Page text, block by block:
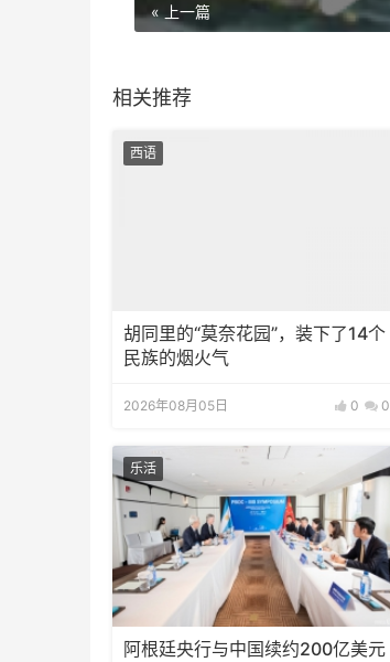
« 上一篇
相关推荐
西语
胡同里的“莫奈花园”，装下了14个
民族的烟火气
2026年08月05日 0 0
乐活
阿根廷央行与中国续约200亿美元